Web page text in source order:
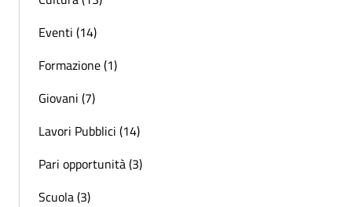
Eventi (14)
Formazione (1)
Giovani (7)
Lavori Pubblici (14)
Pari opportunità (3)
Scuola (3)